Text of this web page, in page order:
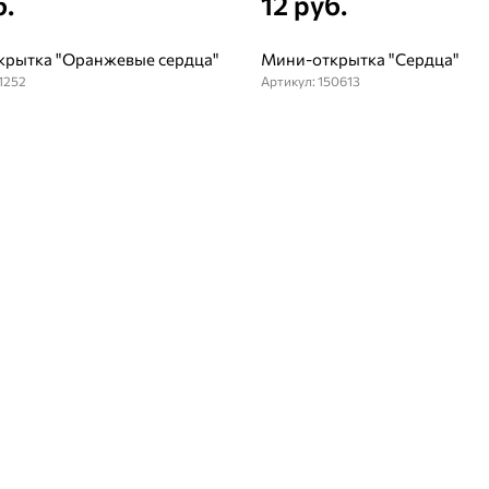
"Оранжевые сердца" Мини-открытка "Сердца"
Артикул: 150613